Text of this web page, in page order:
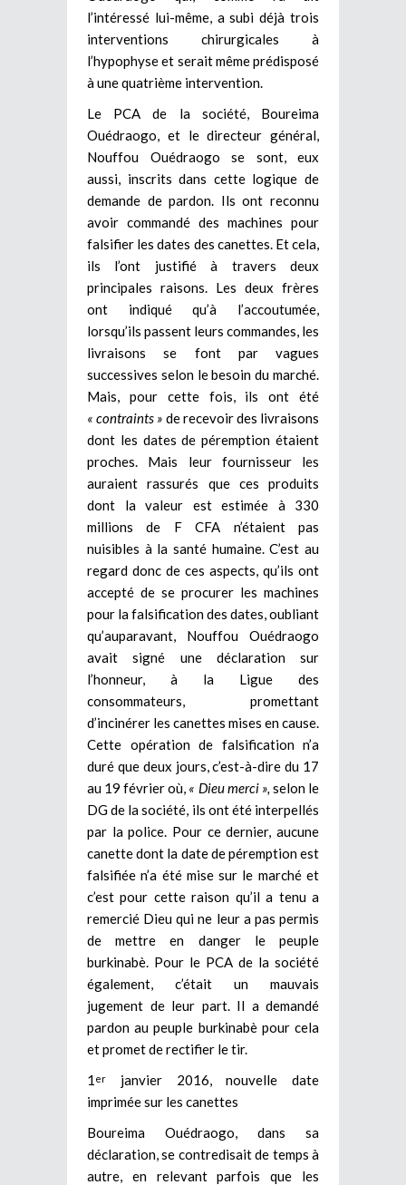
l’intéressé lui-même, a subi déjà trois
interventions chirurgicales à
l’hypophyse et serait même prédisposé
à une quatrième intervention.
Le PCA de la société, Boureima
Ouédraogo, et le directeur général,
Nouffou Ouédraogo se sont, eux
aussi, inscrits dans cette logique de
demande de pardon. Ils ont reconnu
avoir commandé des machines pour
falsifier les dates des canettes. Et cela,
ils l’ont justifié à travers deux
principales raisons. Les deux frères
ont indiqué qu’à l’accoutumée,
lorsqu’ils passent leurs commandes, les
livraisons se font par vagues
successives selon le besoin du marché.
Mais, pour cette fois, ils ont été
« contraints » de recevoir des livraisons
dont les dates de péremption étaient
proches. Mais leur fournisseur les
auraient rassurés que ces produits
dont la valeur est estimée à 330
millions de F CFA n’étaient pas
nuisibles à la santé humaine. C’est au
regard donc de ces aspects, qu’ils ont
accepté de se procurer les machines
pour la falsification des dates, oubliant
qu’auparavant, Nouffou Ouédraogo
avait signé une déclaration sur
l’honneur, à la Ligue des
consommateurs, promettant
d’incinérer les canettes mises en cause.
Cette opération de falsification n’a
duré que deux jours, c’est-à-dire du 17
au 19 février où, « Dieu merci », selon le
DG de la société, ils ont été interpellés
par la police. Pour ce dernier, aucune
canette dont la date de péremption est
falsifiée n’a été mise sur le marché et
c’est pour cette raison qu’il a tenu a
remercié Dieu qui ne leur a pas permis
de mettre en danger le peuple
burkinabè. Pour le PCA de la société
également, c’était un mauvais
jugement de leur part. Il a demandé
pardon au peuple burkinabè pour cela
et promet de rectifier le tir.
1 er
janvier 2016, nouvelle date
imprimée sur les canettes
Boureima Ouédraogo, dans sa
déclaration, se contredisait de temps à
autre, en relevant parfois que les